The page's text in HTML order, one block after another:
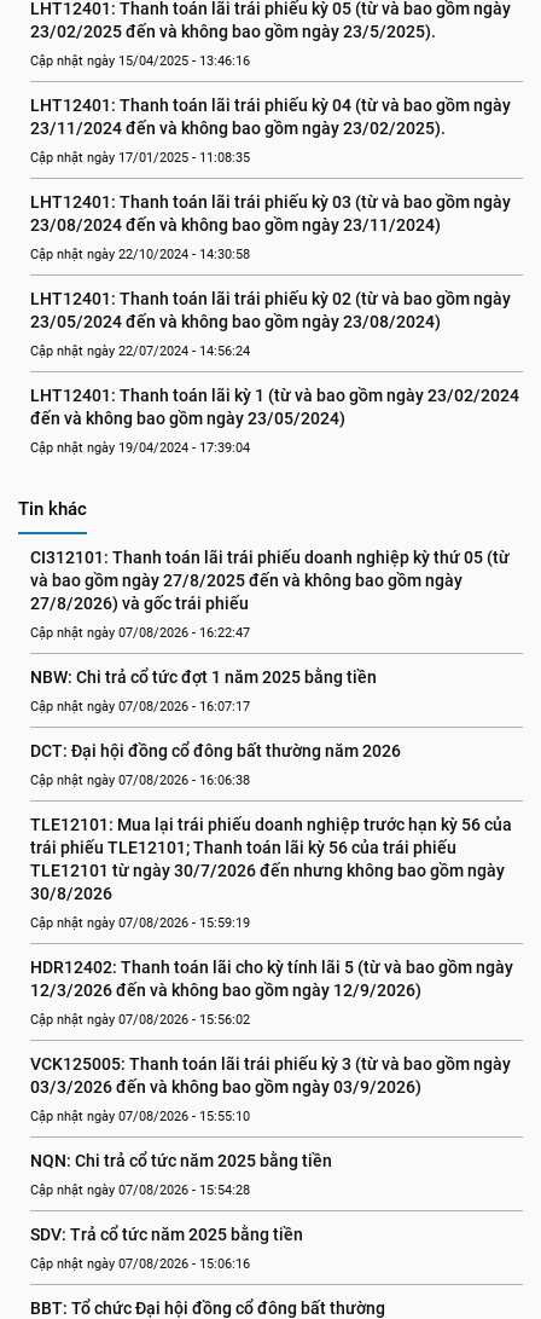
LHT12401: Thanh toán lãi trái phiếu kỳ 05 (từ và bao gồm ngày
23/02/2025 đến và không bao gồm ngày 23/5/2025).
Cập nhật ngày 15/04/2025 - 13:46:16
LHT12401: Thanh toán lãi trái phiếu kỳ 04 (từ và bao gồm ngày
23/11/2024 đến và không bao gồm ngày 23/02/2025).
Cập nhật ngày 17/01/2025 - 11:08:35
LHT12401: Thanh toán lãi trái phiếu kỳ 03 (từ và bao gồm ngày
23/08/2024 đến và không bao gồm ngày 23/11/2024)
Cập nhật ngày 22/10/2024 - 14:30:58
LHT12401: Thanh toán lãi trái phiếu kỳ 02 (từ và bao gồm ngày
23/05/2024 đến và không bao gồm ngày 23/08/2024)
Cập nhật ngày 22/07/2024 - 14:56:24
LHT12401: Thanh toán lãi kỳ 1 (từ và bao gồm ngày 23/02/2024
đến và không bao gồm ngày 23/05/2024)
Cập nhật ngày 19/04/2024 - 17:39:04
Tin khác
CI312101: Thanh toán lãi trái phiếu doanh nghiệp kỳ thứ 05 (từ
và bao gồm ngày 27/8/2025 đến và không bao gồm ngày
27/8/2026) và gốc trái phiếu
Cập nhật ngày 07/08/2026 - 16:22:47
NBW: Chi trả cổ tức đợt 1 năm 2025 bằng tiền
Cập nhật ngày 07/08/2026 - 16:07:17
DCT: Đại hội đồng cổ đông bất thường năm 2026
Cập nhật ngày 07/08/2026 - 16:06:38
TLE12101: Mua lại trái phiếu doanh nghiệp trước hạn kỳ 56 của
trái phiếu TLE12101; Thanh toán lãi kỳ 56 của trái phiếu
TLE12101 từ ngày 30/7/2026 đến nhưng không bao gồm ngày
30/8/2026
Cập nhật ngày 07/08/2026 - 15:59:19
HDR12402: Thanh toán lãi cho kỳ tính lãi 5 (từ và bao gồm ngày
12/3/2026 đến và không bao gồm ngày 12/9/2026)
Cập nhật ngày 07/08/2026 - 15:56:02
VCK125005: Thanh toán lãi trái phiếu kỳ 3 (từ và bao gồm ngày
03/3/2026 đến và không bao gồm ngày 03/9/2026)
Cập nhật ngày 07/08/2026 - 15:55:10
NQN: Chi trả cổ tức năm 2025 bằng tiền
Cập nhật ngày 07/08/2026 - 15:54:28
SDV: Trả cổ tức năm 2025 bằng tiền
Cập nhật ngày 07/08/2026 - 15:06:16
BBT: Tổ chức Đại hội đồng cổ đông bất thường